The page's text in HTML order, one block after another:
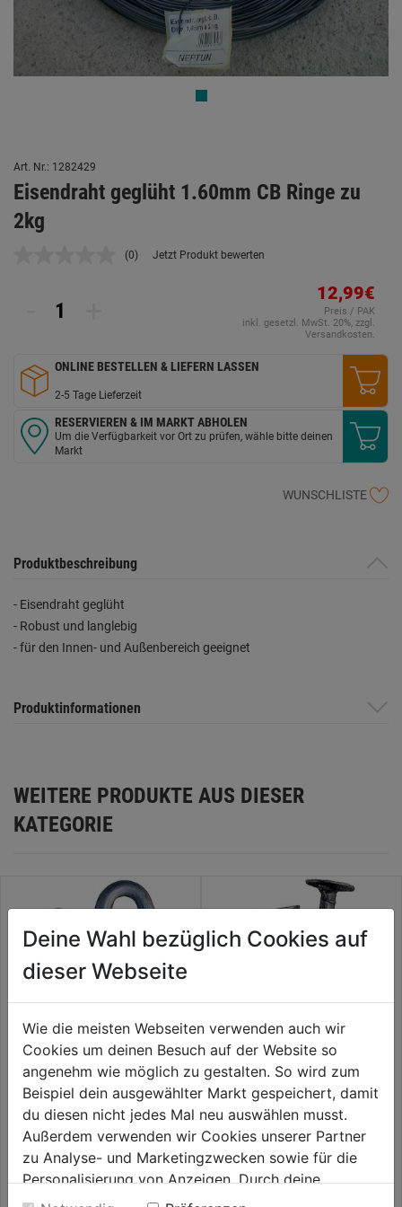
Art. Nr.: 1282429
Eisendraht geglüht 1.60mm CB Ringe zu
2kg
Kein
(0) Jetzt Produkt bewerten
12,99€
Preis / PAK
inkl. gesetzl. MwSt. 20%, zzgl.
Versandkosten.
ONLINE BESTELLEN & LIEFERN LASSEN
2-5 Tage Lieferzeit
RESERVIEREN & IM MARKT ABHOLEN
Um die Verfügbarkeit vor Ort zu prüfen, wähle bitte deinen
Markt
WUNSCHLISTE
Produktbeschreibung
- Eisendraht geglüht
- Robust und langlebig
- für den Innen- und Außenbereich geeignet
Produktinformationen
WEITERE PRODUKTE AUS DIESER
KATEGORIE
Schlaufen verzinkt
0.0 (0)
0.0
von
17,99€
Dachpappstifte-P-verzinkt
0.0 (0)
0.0
von
17,99€
Deine Wahl bezüglich Cookies auf
dieser Webseite
Wie die meisten Webseiten verwenden auch wir
Cookies um deinen Besuch auf der Website so
angenehm wie möglich zu gestalten. So wird zum
Beispiel dein ausgewählter Markt gespeichert, damit
du diesen nicht jedes Mal neu auswählen musst.
Außerdem verwenden wir Cookies unserer Partner
zu Analyse- und Marketingzwecken sowie für die
Personalisierung von Anzeigen. Durch deine
Einwilligung werden die Daten von Drittanbieter,